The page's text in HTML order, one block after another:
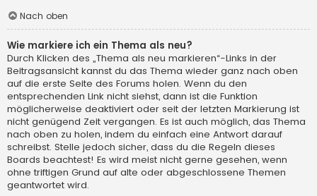
Nach oben
Wie markiere ich ein Thema als neu?
Durch Klicken des „Thema als neu markieren“-Links in der
Beitragsansicht kannst du das Thema wieder ganz nach oben
auf die erste Seite des Forums holen. Wenn du den
entsprechenden Link nicht siehst, dann ist die Funktion
möglicherweise deaktiviert oder seit der letzten Markierung ist
nicht genügend Zeit vergangen. Es ist auch möglich, das Thema
nach oben zu holen, indem du einfach eine Antwort darauf
schreibst. Stelle jedoch sicher, dass du die Regeln dieses
Boards beachtest! Es wird meist nicht gerne gesehen, wenn
ohne triftigen Grund auf alte oder abgeschlossene Themen
geantwortet wird.